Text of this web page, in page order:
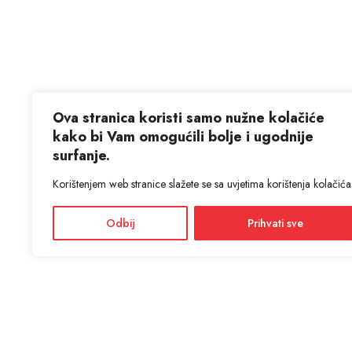
Ova stranica koristi samo nužne kolačiće
kako bi Vam omogućili bolje i ugodnije
surfanje.
Korištenjem web stranice slažete se sa uvjetima korištenja kolačića
Odbij Prihvati sve